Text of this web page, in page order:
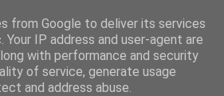
-
und Berichte
from Google to deliver its services
IP address and user-agent are
with performance and security
of service, generate usage
and address abuse.